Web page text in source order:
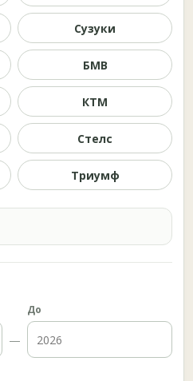
Сузуки
БМВ
КТМ
Стелс
Триумф
—
До